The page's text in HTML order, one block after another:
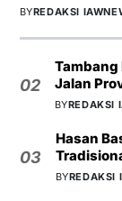
BYREDAKSI
02
Tambang
Jalan
BYREDAKSI
03
Hasan
BYREDAKSI